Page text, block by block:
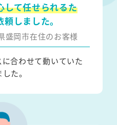
して任せられるた
しました。
盛岡市在住のお客様
合わせて動いていた
た。